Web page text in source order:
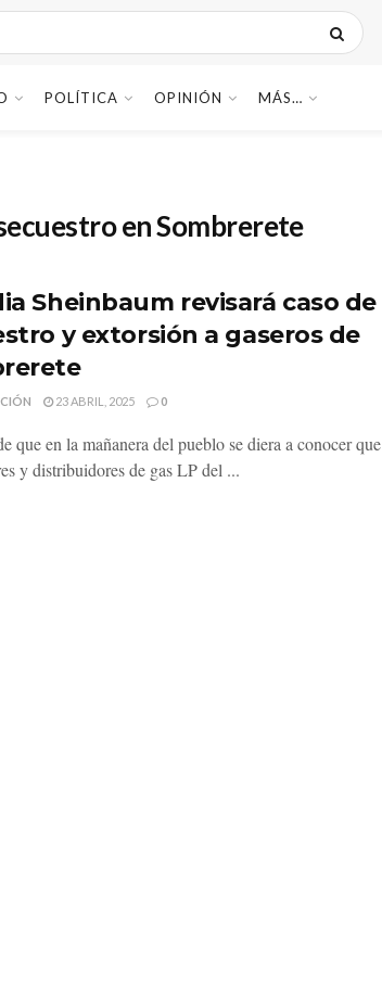
POLÍTICA OPINIÓN MÁS…
en Sombrerete
Sheinbaum revisará caso de
y extorsión a gaseros de
23 ABRIL, 2025 0
que en la mañanera del pueblo se diera a conocer que
y distribuidores de gas LP del ...